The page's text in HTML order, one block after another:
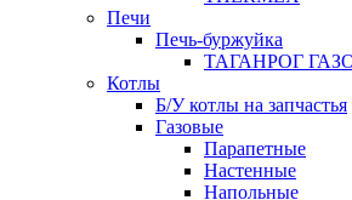
Печи
Печь-буржуйка
ТАГАНРОГ
Котлы
Б/У котлы на запчастья
Газовые
Парапетные
Настенные
Напольные